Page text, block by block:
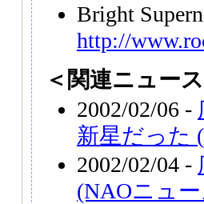
Bright
http://
＜関連ニュー
2002/02/06 -
新星だった
2002/02/04 -
(NAOニュ